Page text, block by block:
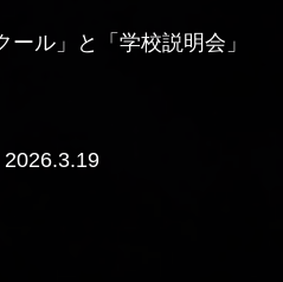
ル」と「学校説明会」
2026.3.19